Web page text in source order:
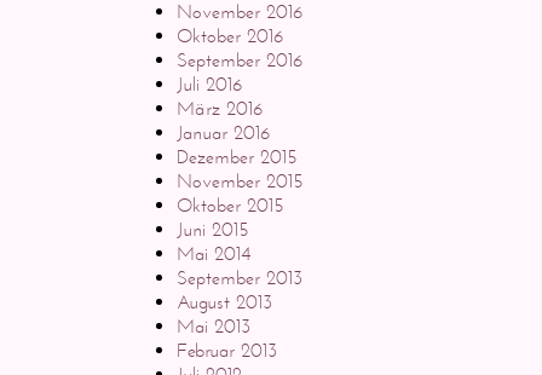
November 2016
Oktober 2016
September 2016
Juli 2016
März 2016
Januar 2016
Dezember 2015
November 2015
Oktober 2015
Juni 2015
Mai 2014
September 2013
August 2013
Mai 2013
Februar 2013